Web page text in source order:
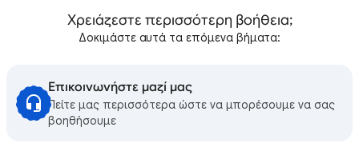
Χρειάζεστε περισσότερη βοήθεια;
Δοκιμάστε αυτά τα επόμενα βήματα:
Επικοινωνήστε μαζί μας
Πείτε μας περισσότερα ώστε να μπορέσουμε να σας
βοηθήσουμε